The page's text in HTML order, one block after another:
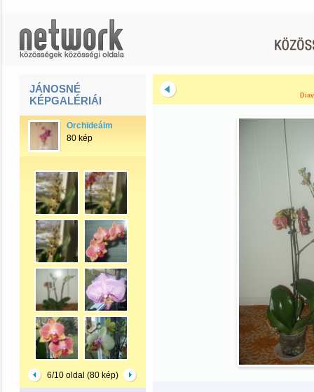
JÁNOSNÉ
KÉPGALÉRIÁI
Orchideáim
80 kép
6/10 oldal (80 kép)